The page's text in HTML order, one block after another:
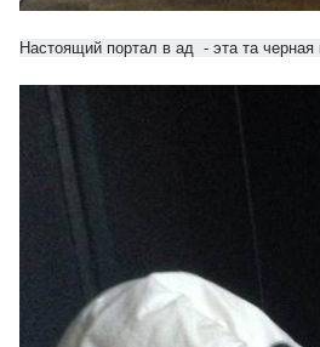
Настоящий портал в ад - эта та